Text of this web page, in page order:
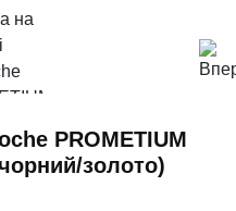
PROМETIUМ
золото)